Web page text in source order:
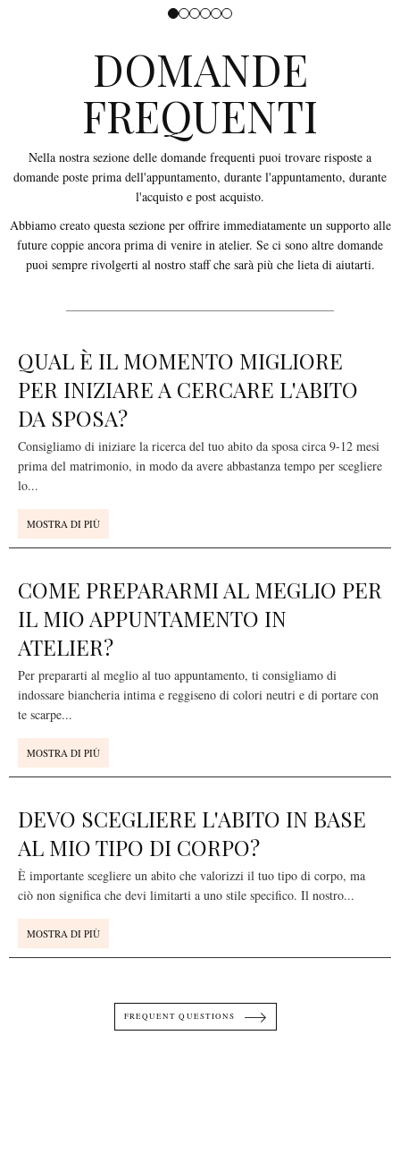
DOMANDE
FREQUENTI
Nella nostra sezione delle domande frequenti puoi trovare risposte a
domande poste prima dell'appuntamento, durante l'appuntamento, durante
l'acquisto e post acquisto.
Abbiamo creato questa sezione per offrire immediatamente un supporto alle
future coppie ancora prima di venire in atelier. Se ci sono altre domande
puoi sempre rivolgerti al nostro staff che sarà più che lieta di aiutarti.
QUAL È IL MOMENTO MIGLIORE
PER INIZIARE A CERCARE L'ABITO
DA SPOSA?
Consigliamo di iniziare la ricerca del tuo abito da sposa circa 9-12 mesi
prima del matrimonio, in modo da avere abbastanza tempo per scegliere
lo...
MOSTRA DI PIÙ
COME PREPARARMI AL MEGLIO PER
IL MIO APPUNTAMENTO IN
ATELIER?
Per prepararti al meglio al tuo appuntamento, ti consigliamo di
indossare biancheria intima e reggiseno di colori neutri e di portare con
te scarpe...
MOSTRA DI PIÙ
DEVO SCEGLIERE L'ABITO IN BASE
AL MIO TIPO DI CORPO?
È importante scegliere un abito che valorizzi il tuo tipo di corpo, ma
ciò non significa che devi limitarti a uno stile specifico. Il nostro...
MOSTRA DI PIÙ
FREQUENT QUESTIONS